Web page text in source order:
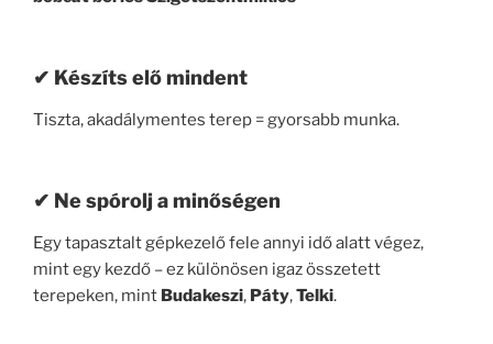
✔ Készíts elő mindent
Tiszta, akadálymentes terep = gyorsabb munka.
✔ Ne spórolj a minőségen
Egy tapasztalt gépkezelő fele annyi idő alatt végez,
mint egy kezdő – ez különösen igaz összetett
terepeken, mint Budakeszi, Páty,Telki.